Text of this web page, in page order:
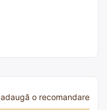
adaugă o recomandare